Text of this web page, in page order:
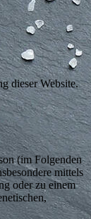
dieser Website.
(im Folgenden
mittels
oder zu einem